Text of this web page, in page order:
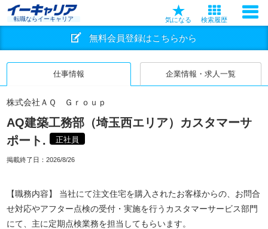
転職ならイーキャリア 気になる 検索履歴
無料会員登録はこちらから
仕事情報 企業情報・求人一覧
株式会社ＡＱ Ｇｒｏｕｐ
AQ建築工務部（埼玉西エリア）カスタマーサ
ポート.
正社員
掲載終了日： 2026/8/26
【職務内容】 当社にて注文住宅を購入されたお客様からの、お問合
せ対応やアフター点検の受付・実施を行うカスタマーサービス部門
にて、主に定期点検業務を担当してもらいます。